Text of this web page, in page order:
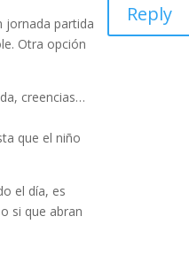
jornada partida
Otra opción
creencias…
que el niño
el día, es
si que abran
Reply